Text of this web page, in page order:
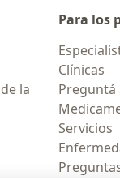
la
Para los
Clínicas
Preguntá
Servicios